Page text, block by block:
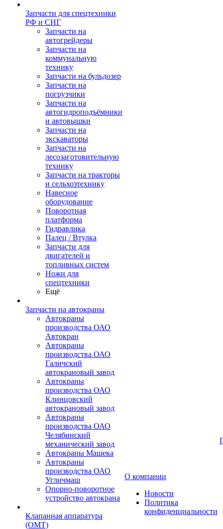
Запчасти для спецтехники
РФ и СНГ
Запчасти на
автогрейдеры
Запчасти на
коммунальную
технику
Запчасти на бульдозер
Запчасти на
погрузчики
Запчасти на
автогидроподъёмники
и автовышки
Запчасти на
экскаваторы
Запчасти на
лесозаготовительную
технику
Запчасти на тракторы
и сельхозтехнику
Навесное
оборудование
Поворотная
платформа
Гидравлика
Палец / Втулка
Запчасти для
двигателей и
топливных систем
Ножи для
спецтехники
Ещё
Запчасти на автокраны
Автокраны
производства ОАО
Автокран
Автокраны
производства ОАО
Галичский
автокрановый завод
Автокраны
производства ОАО
Клинцовский
автокрановый завод
Автокраны
производства ОАО
Челябинский
механический завод
Автокраны Машека
Автокраны
производства ОАО
Угличмаш
Опорно-поворотное
устройство автокрана
Клапанная аппаратура
(OMT)
О компании
Новости
Политика
конфиденциальности